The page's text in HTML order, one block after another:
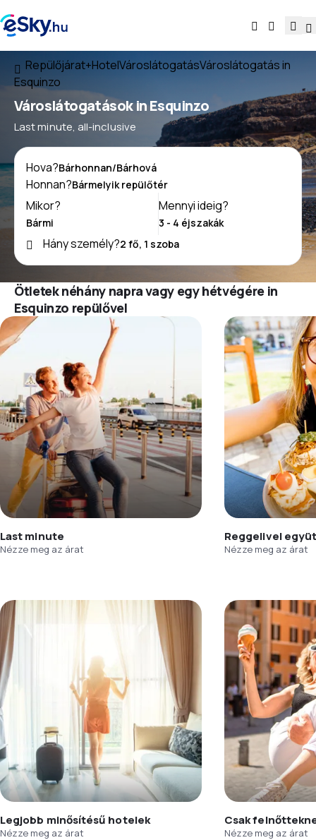
Repülőjárat+HotelVároslátogatásVároslátogatás in
Esquinzo
Városlátogatások in Esquinzo
Last minute, all-inclusive
Hova?
Honnan?
Mikor?
Mennyi ideig?
Hány személy?
Ötletek néhány napra vagy egy hétvégére in
Esquinzo repülővel
Last minute
Nézze meg az árat
Reggelivel
Nézze meg az árat
Legjobb minősítésű hotelek
Nézze meg az árat
Csak
Nézze meg az árat